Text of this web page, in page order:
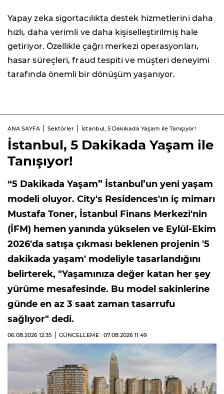
Yapay zeka sigortacılıkta destek hizmetlerini daha
hızlı, daha verimli ve daha kişiselleştirilmiş hale
getiriyor. Özellikle çağrı merkezi operasyonları,
hasar süreçleri, fraud tespiti ve müşteri deneyimi
tarafında önemli bir dönüşüm yaşanıyor.
ANA SAYFA Sektörler İstanbul, 5 Dakikada Yaşam ile Tanışıyor!
İstanbul, 5 Dakikada Yaşam ile
Tanışıyor!
“5 Dakikada Yaşam” İstanbul’un yeni yaşam
modeli oluyor. City's Residences'ın iç mimarı
Mustafa Toner, İstanbul Finans Merkezi'nin
(İFM) hemen yanında yükselen ve Eylül-Ekim
2026'da satışa çıkması beklenen projenin '5
dakikada yaşam' modeliyle tasarlandığını
belirterek, "Yaşamınıza değer katan her şey
yürüme mesafesinde. Bu model sakinlerine
günde en az 3 saat zaman tasarrufu
sağlıyor" dedi.
06.08.2026 12:35 GÜNCELLEME : 07.08.2026 11:49